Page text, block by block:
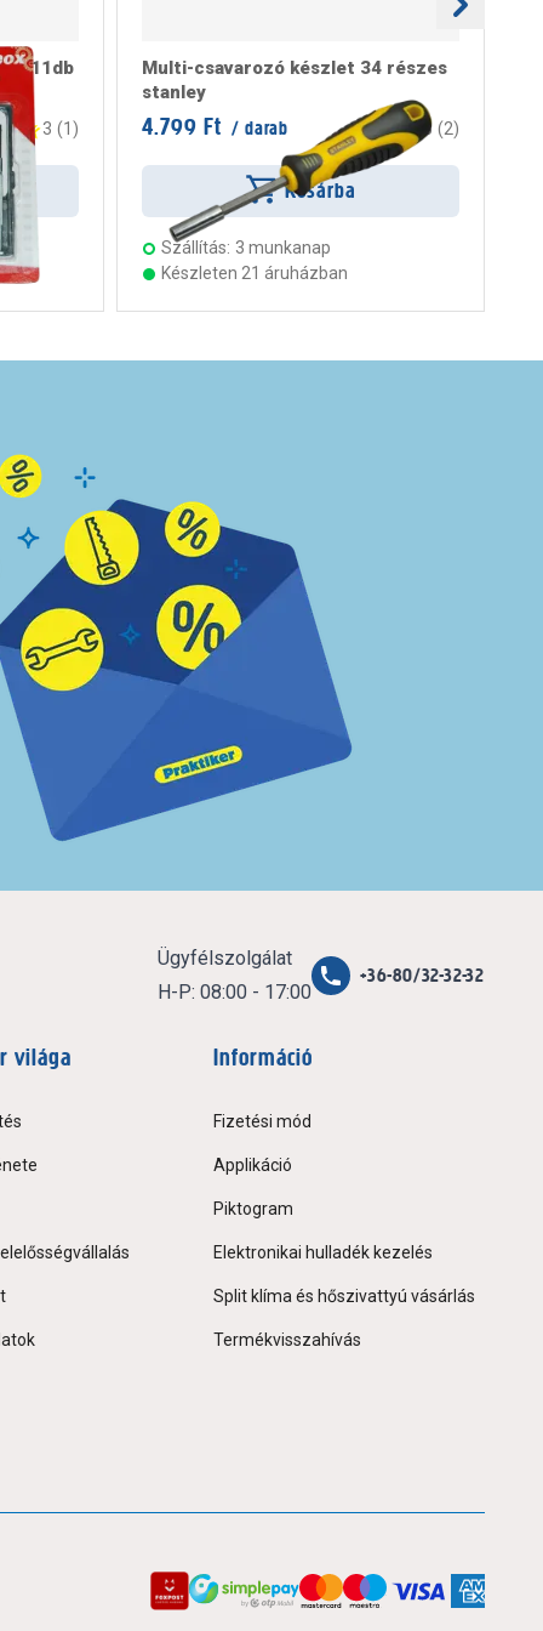
11db
3 (1 )
Multi-csavarozó készlet 34 részes
stanley
4.799 Ft / darab 3 (2)
Kosárba
Szállítás: 3 munkanap
Készleten 21 áruházban
Ügyfélszolgálat
H-P: 08:00 - 17:00
+36-80/32-32-32
világa Információ
Fizetési mód
Applikáció
Piktogram
Elektronikai hulladék kezelés
Split klíma és hőszivattyú vásárlás
Termékvisszahívás